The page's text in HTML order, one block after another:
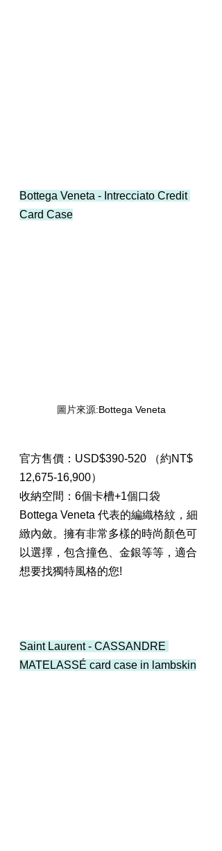
Bottega Veneta - Intrecciato Credit
Card Case
圖片來源:Bottega Veneta
官方售價：USD$390-520 （約NT$
12,675-16,900）
收納空間：6個卡槽+1個口袋
Bottega Veneta 代表的編織格紋，細
緻內斂。擁有非常多樣的時尚顏色可
以選擇，包含撞色、金銀等等，適合
想要找獨特風格的您!
Saint Laurent - CASSANDRE
MATELASSÉ card case in lambskin